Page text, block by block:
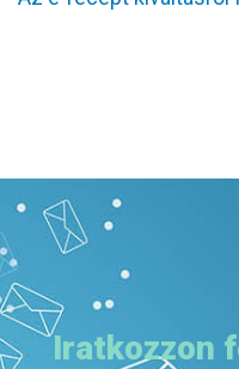
Iratkozzon